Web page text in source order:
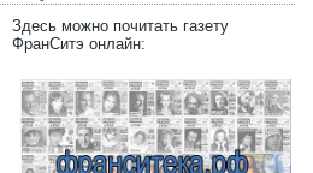
Здесь можно почитать газету
ФранСитэ онлайн: